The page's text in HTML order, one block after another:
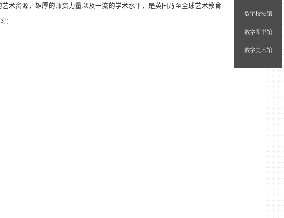
术资源，雄厚的师资力量以及一流的学术水平，是英国乃至全球艺术教育
：
数字校史馆
数字图书馆
数字美术馆